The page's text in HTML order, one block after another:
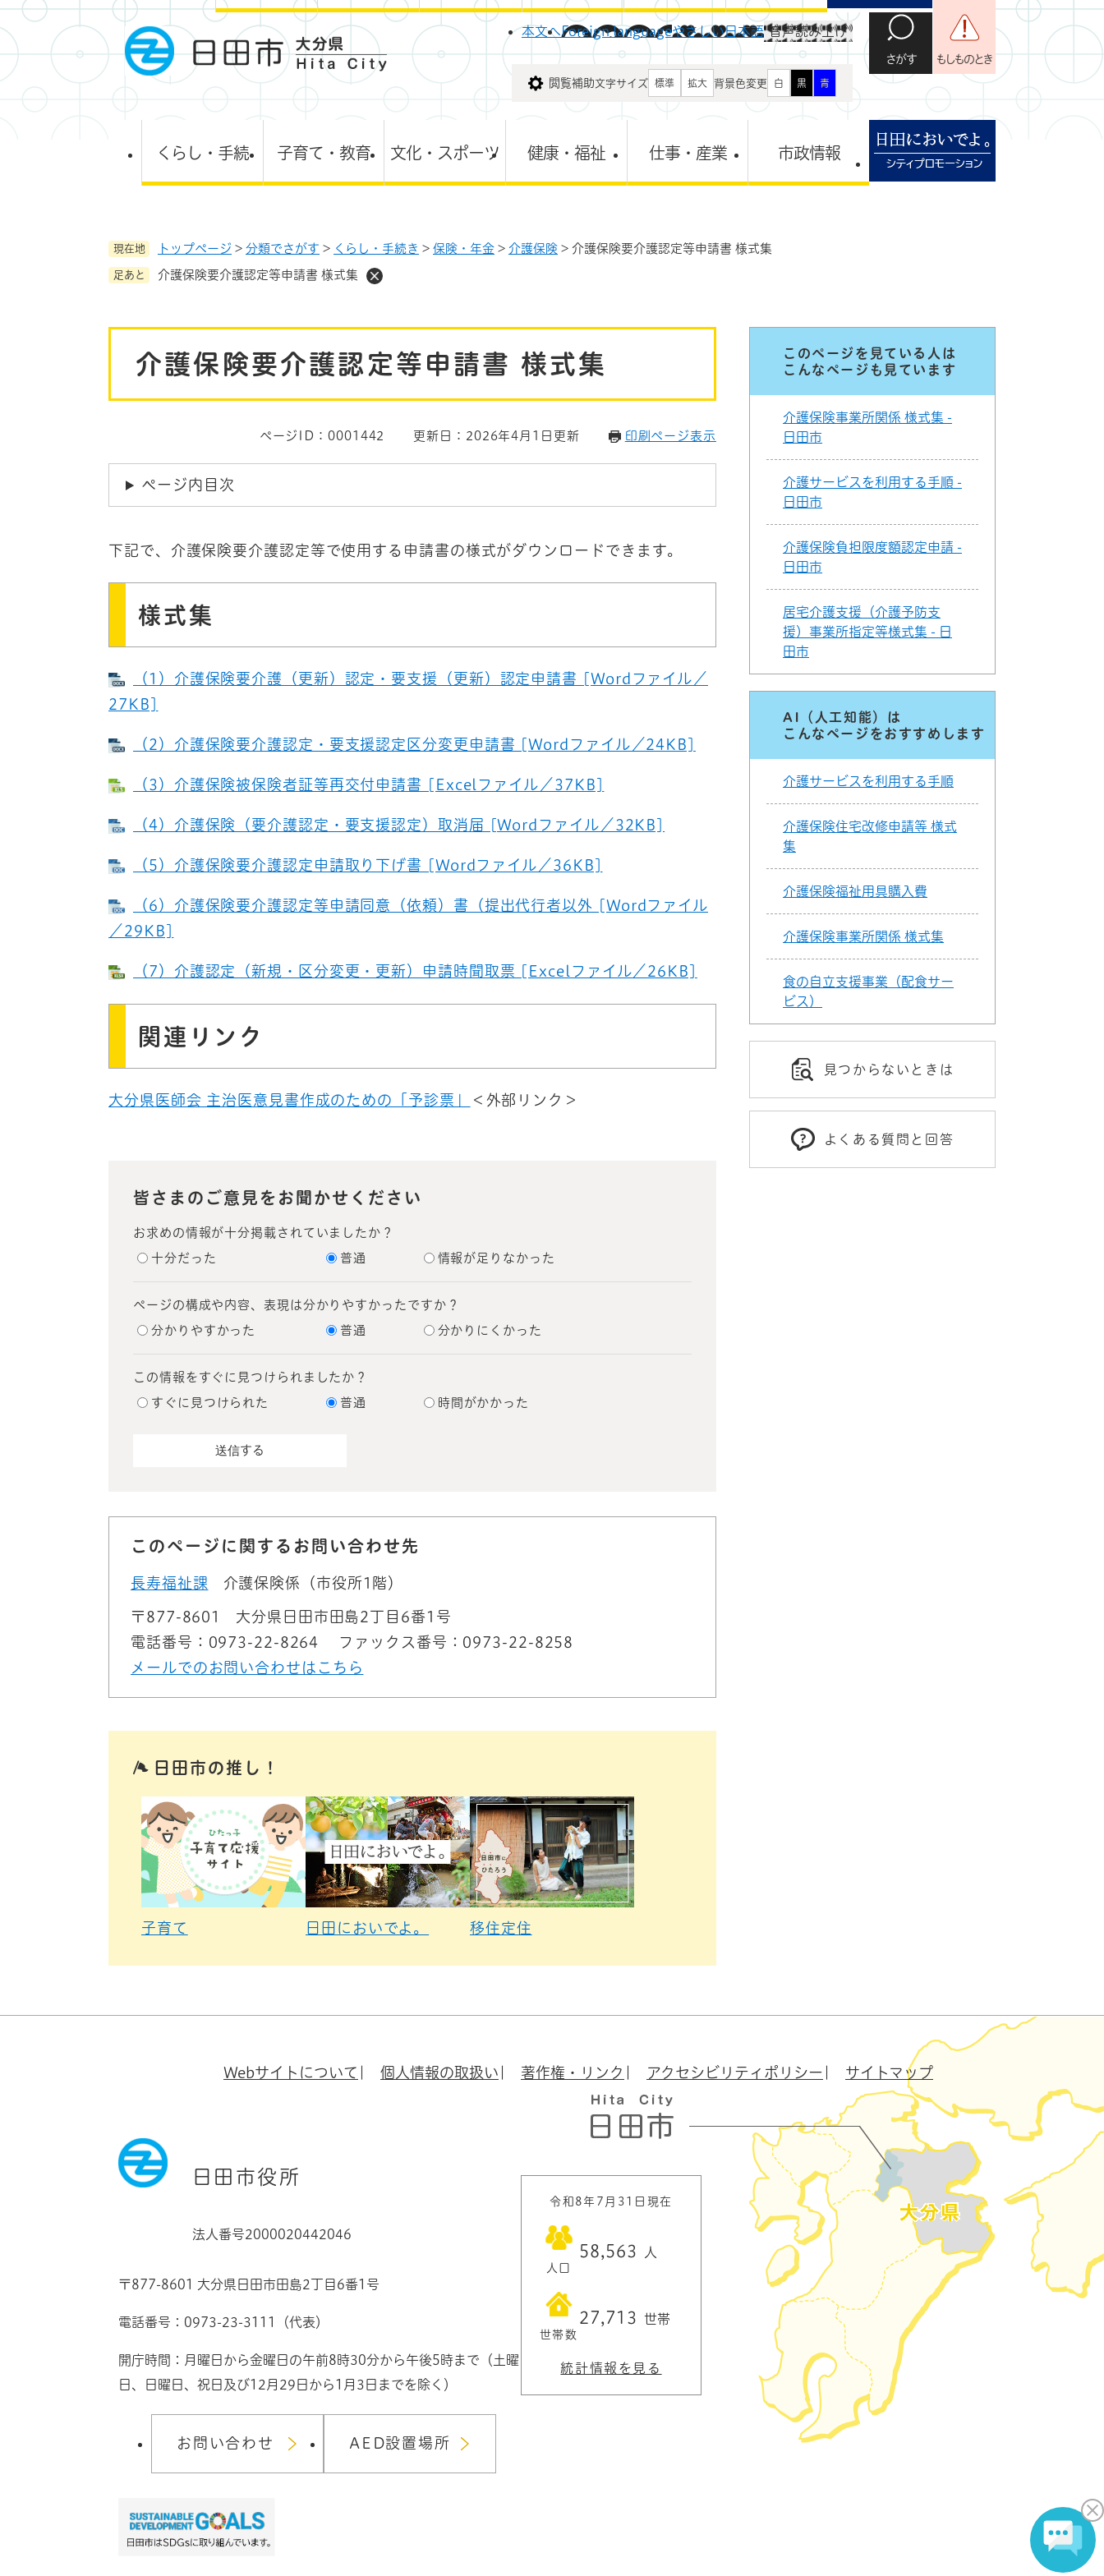
ペ
ー
の
メニューを飛ばして本文へ
本文へForeign languageやさしい日本語 音声読み上げ
閲覧補助文字サイズ 標準 拡大 背景色変更 白 黒 青
さがす もしものとき
くらし・手続 子育て・教育 文化・スポーツ 健康・福祉 仕事・産業 市政情報
現在地 トップページ > 分類でさがす > くらし・手続き > 保険・年金 > 介護保険 > 介護保険要介護認定等申請書 様式集
足あと 介護保険要介護認定等申請書 様式集
介護保険要介護認定等申請書 様式集
ページID：0001442 更新日：2026年4月1日更新 印刷ページ表示
ページ内目次
下記で、介護保険要介護認定等で使用する申請書の様式がダウンロードできます。
様式集
（1）介護保険要介護（更新）認定・要支援（更新）認定申請書 [Wordファイル／
27KB]
（2）介護保険要介護認定・要支援認定区分変更申請書 [Wordファイル／24KB]
（3）介護保険被保険者証等再交付申請書 [Excelファイル／37KB]
（4）介護保険（要介護認定・要支援認定）取消届 [Wordファイル／32KB]
（5）介護保険要介護認定申請取り下げ書 [Wordファイル／36KB]
（6）介護保険要介護認定等申請同意（依頼）書（提出代行者以外 [Wordファイル
／29KB]
（7）介護認定（新規・区分変更・更新）申請時聞取票 [Excelファイル／26KB]
関連リンク
大分県医師会 主治医意見書作成のための「予診票」 ＜外部リンク＞
皆さまのご意見をお聞かせください
お求めの情報が十分掲載されていましたか？
十分だった 普通 情報が足りなかった
ページの構成や内容、表現は分かりやすかったですか？
分かりやすかった 普通 分かりにくかった
この情報をすぐに見つけられましたか？
すぐに見つけられた 普通 時間がかかった
このページに関するお問い合わせ先
長寿福祉課 介護保険係（市役所1階）
〒877-8601
大分県日田市田島2丁目6番1号
電話番号：0973-22-8264
ファックス番号：0973-22-8258
メールでのお問い合わせはこちら
日田市の推し！
子育て 日田においでよ。 移住定住
このページを見ている人は
こんなページも見ています
介護保険事業所関係 様式集 -
日田市
介護サービスを利用する手順 -
日田市
介護保険負担限度額認定申請 -
日田市
居宅介護支援（介護予防支
援）事業所指定等様式集 - 日
田市
AI（人工知能）は
こんなページをおすすめします
介護サービスを利用する手順
介護保険住宅改修申請等 様式
集
介護保険福祉用具購入費
介護保険事業所関係 様式集
食の自立支援事業（配食サー
ビス）
見つからないときは
よくある質問と回答
Webサイトについて 個人情報の取扱い 著作権・リンク アクセシビリティポリシー サイトマップ
日田市役所
法人番号2000020442046
〒877-8601 大分県日田市田島2丁目6番1号
電話番号：0973-23-3111（代表）
開庁時間：月曜日から金曜日の午前8時30分から午後5時まで（土曜
日、日曜日、祝日及び12月29日から1月3日までを除く）
お問い合わせ AED設置場所
令和8年7月31日現在
人口
58,563 人
世帯数
27,713 世帯
統計情報を見る